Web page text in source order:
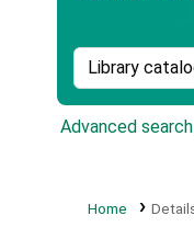
Search the
Advanced search
Home